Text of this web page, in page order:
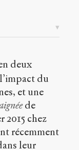
deux
du
et une
de
2015 chez
récemment
leur